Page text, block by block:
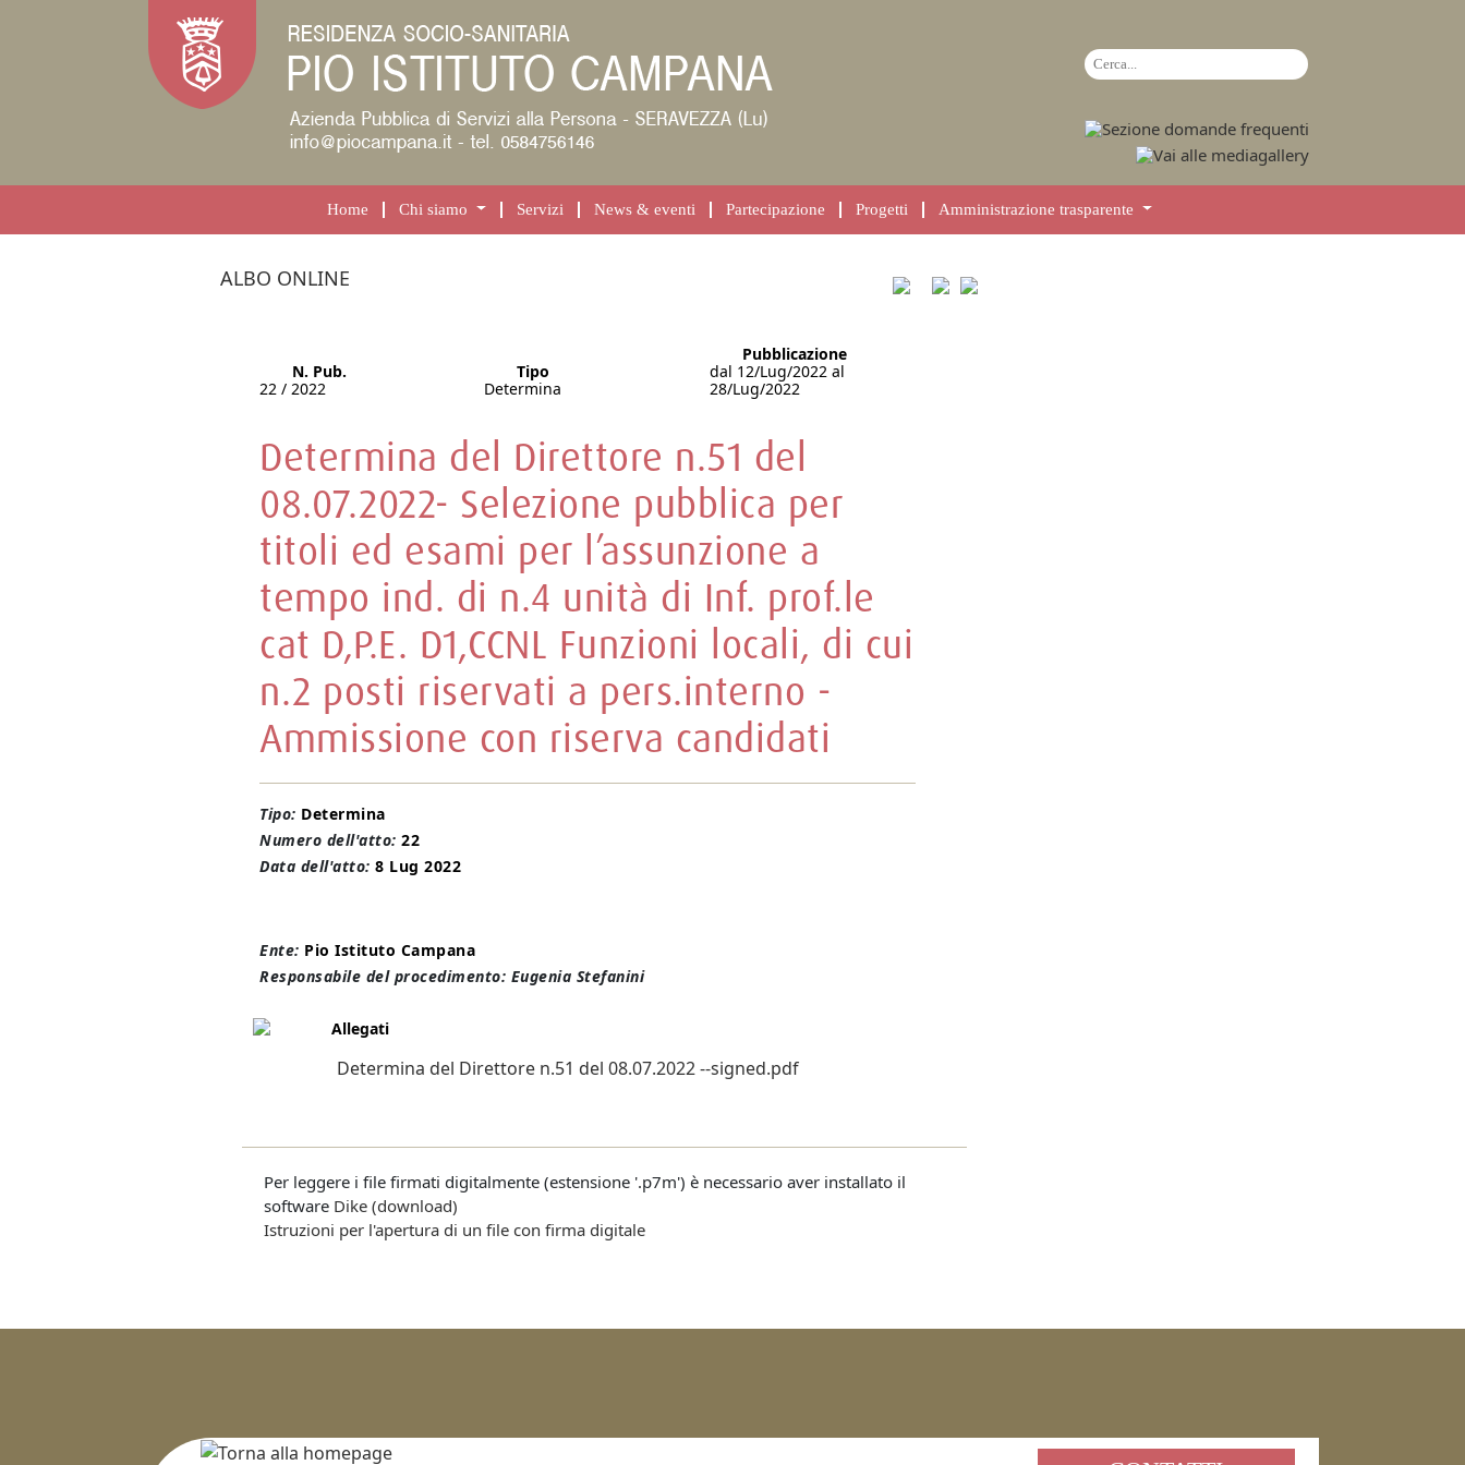
Home Chi siamo Servizi News & eventi Partecipazione Progetti Amministrazione trasparente
ALBO ONLINE
N. Pub.
22 / 2022
Tipo
Determina
Pubblicazione
dal 12/Lug/2022 al
28/Lug/2022
Determina del Direttore n.51 del
08.07.2022- Selezione pubblica per
titoli ed esami per l’assunzione a
tempo ind. di n.4 unità di Inf. prof.le
cat D,P.E. D1,CCNL Funzioni locali, di cui
n.2 posti riservati a pers.interno -
Ammissione con riserva candidati
Tipo: Determina
Numero dell'atto:22
Data dell'atto:8 Lug 2022
Ente: Pio Istituto Campana
Responsabile del procedimento: Eugenia Stefanini
Allegati
Determina del Direttore n.51 del 08.07.2022 --signed.pdf
Per leggere i file firmati digitalmente (estensione '.p7m') è necessario aver installato il
software Dike (download)
Istruzioni per l'apertura di un file con firma digitale